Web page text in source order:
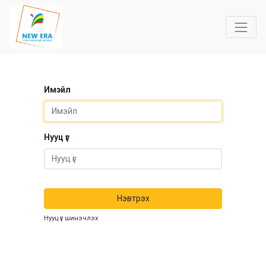
Имэйл
Нууц үг
Нэвтрэх
Нууц үг шинэчлэх